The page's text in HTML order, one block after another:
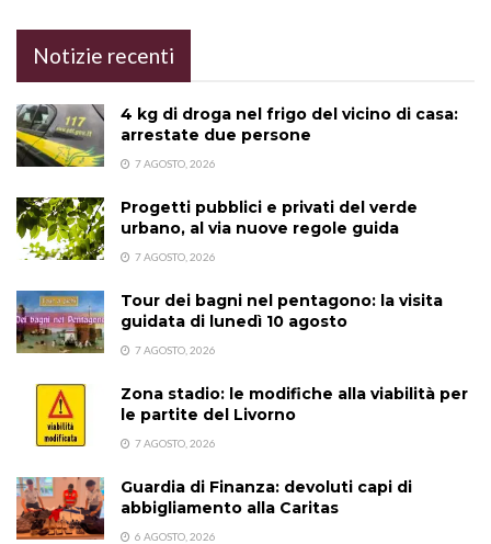
Notizie recenti
4 kg di droga nel frigo del vicino di casa:
arrestate due persone
7 AGOSTO, 2026
Progetti pubblici e privati del verde
urbano, al via nuove regole guida
7 AGOSTO, 2026
Tour dei bagni nel pentagono: la visita
guidata di lunedì 10 agosto
7 AGOSTO, 2026
Zona stadio: le modifiche alla viabilità per
le partite del Livorno
7 AGOSTO, 2026
Guardia di Finanza: devoluti capi di
abbigliamento alla Caritas
6 AGOSTO, 2026